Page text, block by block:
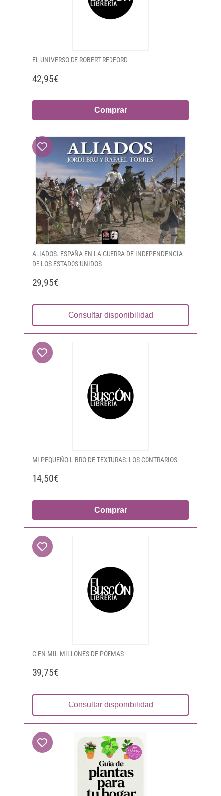
EL UNIVERSO DE ROBERT REDFORD
42,95€
Comprar
ALIADOS. ESPAÑA EN LA GUERRA DE INDEPENDENCIA
DE LOS ESTADOS UNIDOS
29,95€
Consultar disponibilidad
MI PEQUEÑO LIBRO DE TEXTURAS: LOS CONTRARIOS
14,50€
Comprar
CIEN MIL MILLONES DE POEMAS
39,75€
Consultar disponibilidad